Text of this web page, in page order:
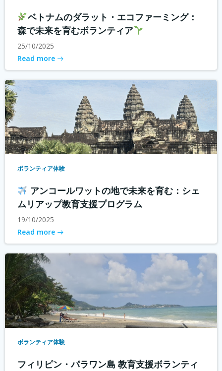
ベトナムのダラット・エコファーミング：
森で未来を育むボランティア
25/10/2025
Read more
ボランティア体験
アンコールワットの地で未来を育む：シェ
ムリアップ教育支援プログラム
19/10/2025
Read more
ボランティア体験
フィリピン・パラワン島 教育支援ボランティ